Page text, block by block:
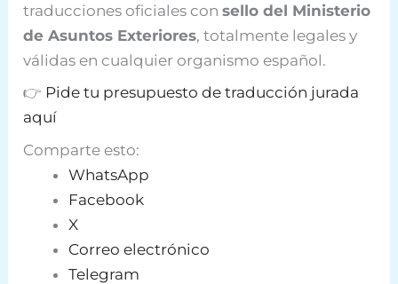
traducciones oficiales consello del Ministerio
de Asuntos Exteriores, totalmente legales y
válidas en cualquier organismo español.
👉 Pide tu presupuesto de traducción jurada
aquí
Comparte esto:
WhatsApp
Facebook
X
Correo electrónico
Telegram